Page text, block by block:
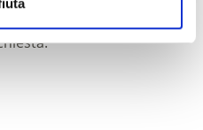
guidati, l'ufficio del